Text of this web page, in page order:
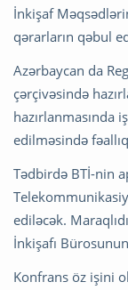
İnkişaf
qərarların qəbul
Azərbaycan da
çərçivəsində
hazırlanmasında
edilməsində
Tədbirdə BTİ-nin
ediləcək.
İnkişafı
Konfrans öz işini